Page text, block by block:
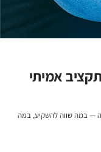
אמיתי
— במה שווה להשקיע, במה